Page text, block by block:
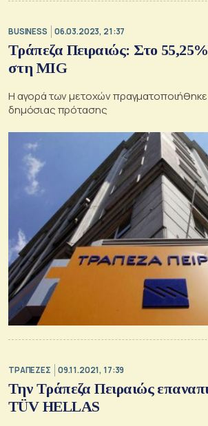
BUSINESS 06.03.2023, 21:37
Τράπεζα Πειραιώς: Στο
στη MIG
Η αγορά των μετοχών πραγματοποιήθηκε
δημόσιας πρότασης
ΤΡΑΠΕΖΕΣ 09.11.2021, 17:39
Την Τράπεζα Πειραιώς
TÜV HELLAS